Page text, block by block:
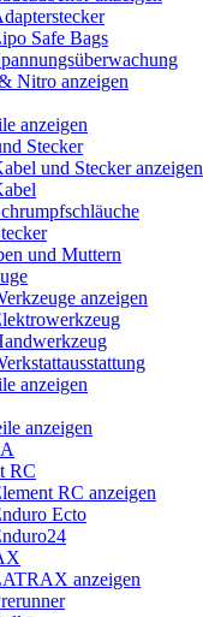
Safe Bags
Nitro anzeigen
anzeigen
Stecker
und Stecker anzeigen
und Muttern
anzeigen
anzeigen
anzeigen
RC
RC anzeigen
Ecto
anzeigen